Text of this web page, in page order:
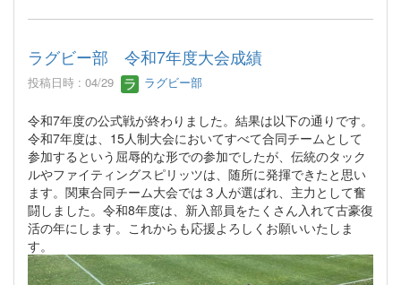
ラグビー部 令和7年度大会成績
投稿日時 : 04/29 ラグビー部
令和7年度の公式戦が終わりました。結果は以下の通りです。
令和7年度は、15人制大会においてすべて合同チームとして
参加するという屈辱的な形での参加でしたが、伝統のタック
ルやファイティングスピリッツは、随所に発揮できたと思い
ます。関東合同チーム大会では３人が選ばれ、主力として奮
闘しました。令和8年度は、新入部員をたくさん入れて古豪復
活の年にします。これからも応援よろしくお願いいたしま
す。